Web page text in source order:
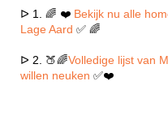
ᐅ 1. 🌈 ❤️ Bekijk nu alle
Lage Aard ✅ 🌈
ᐅ 2. 🍑🌈Volledige lijst van
willen neuken ✅❤️